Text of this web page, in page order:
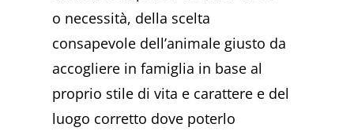
o necessità, della scelta
consapevole dell’animale giusto da
accogliere in famiglia in base al
proprio stile di vita e carattere e del
luogo corretto dove poterlo